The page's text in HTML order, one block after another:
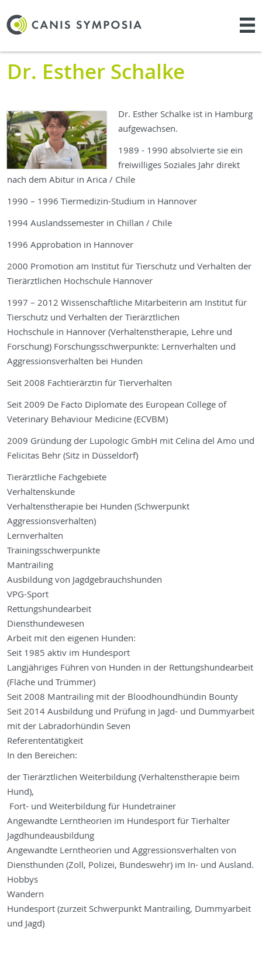
Dr. Esther Schalke
Dr. Esther Schalke ist in Hamburg
aufgewachsen.
1989 - 1990 absolvierte sie ein
freiwilliges Soziales Jahr direkt
nach dem Abitur in Arica / Chile
1990 – 1996 Tiermedizin-Studium in Hannover
1994 Auslandssemester in Chillan / Chile
1996 Approbation in Hannover
2000 Promotion am Institut für Tierschutz und Verhalten der
Tierärztlichen Hochschule Hannover
1997 – 2012 Wissenschaftliche Mitarbeiterin am Institut für
Tierschutz und Verhalten der Tierärztlichen
Hochschule in Hannover (Verhaltenstherapie, Lehre und
Forschung) Forschungsschwerpunkte: Lernverhalten und
Aggressionsverhalten bei Hunden
Seit 2008 Fachtierärztin für Tierverhalten
Seit 2009 De Facto Diplomate des European College of
Veterinary Behaviour Medicine (ECVBM)
2009 Gründung der Lupologic GmbH mit Celina del Amo und
Felicitas Behr (Sitz in Düsseldorf)
Tierärztliche Fachgebiete
Verhaltenskunde
Verhaltenstherapie bei Hunden (Schwerpunkt
Aggressionsverhalten)
Lernverhalten
Trainingsschwerpunkte
Mantrailing
Ausbildung von Jagdgebrauchshunden
VPG-Sport
Rettungshundearbeit
Diensthundewesen
Arbeit mit den eigenen Hunden:
Seit 1985 aktiv im Hundesport
Langjähriges Führen von Hunden in der Rettungshundearbeit
(Fläche und Trümmer)
Seit 2008 Mantrailing mit der Bloodhoundhündin Bounty
Seit 2014 Ausbildung und Prüfung in Jagd- und Dummyarbeit
mit der Labradorhündin Seven
Referententätigkeit
In den Bereichen:
der Tierärztlichen Weiterbildung (Verhaltenstherapie beim
Hund),
Fort- und Weiterbildung für Hundetrainer
Angewandte Lerntheorien im Hundesport für Tierhalter
Jagdhundeausbildung
Angewandte Lerntheorien und Aggressionsverhalten von
Diensthunden (Zoll, Polizei, Bundeswehr) im In- und Ausland.
Hobbys
Wandern
Hundesport (zurzeit Schwerpunkt Mantrailing, Dummyarbeit
und Jagd)